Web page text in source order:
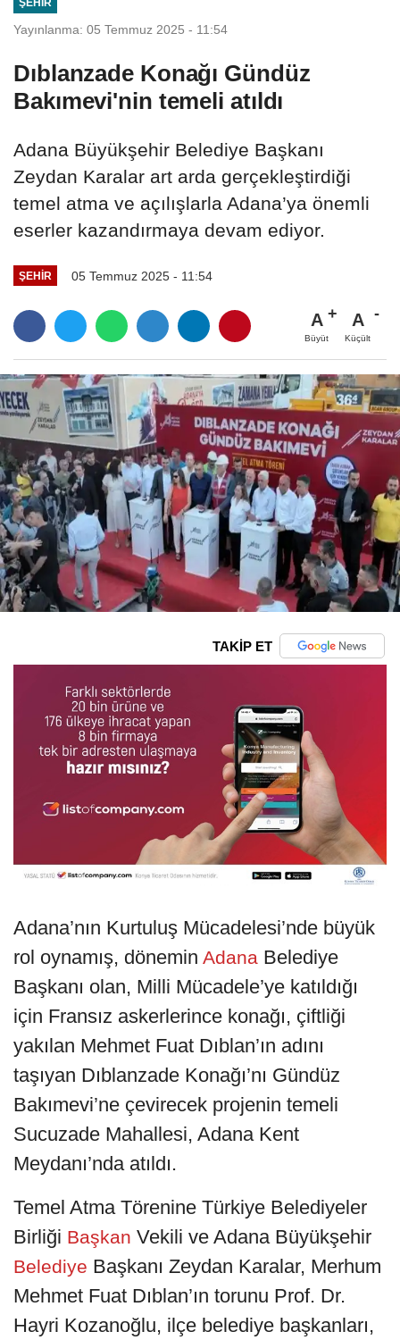
ŞEHIR
Yayınlanma: 05 Temmuz 2025 - 11:54
Dıblanzade Konağı Gündüz
Bakımevi'nin temeli atıldı
Adana Büyükşehir Belediye Başkanı
Zeydan Karalar art arda gerçekleştirdiği
temel atma ve açılışlarla Adana’ya önemli
eserler kazandırmaya devam ediyor.
ŞEHIR 05 Temmuz 2025 - 11:54
A
Büyüt
A
Küçült
TAKİP ET
Adana’nın Kurtuluş Mücadelesi’nde büyük
rol oynamış, dönemin Adana Belediye
Başkanı olan, Milli Mücadele’ye katıldığı
için Fransız askerlerince konağı, çiftliği
yakılan Mehmet Fuat Dıblan’ın adını
taşıyan Dıblanzade Konağı’nı Gündüz
Bakımevi’ne çevirecek projenin temeli
Sucuzade Mahallesi, Adana Kent
Meydanı’nda atıldı.
Temel Atma Törenine Türkiye Belediyeler
Birliği Başkan Vekili ve Adana Büyükşehir
Belediye Başkanı Zeydan Karalar, Merhum
Mehmet Fuat Dıblan’ın torunu Prof. Dr.
Hayri Kozanoğlu, ilçe belediye başkanları,